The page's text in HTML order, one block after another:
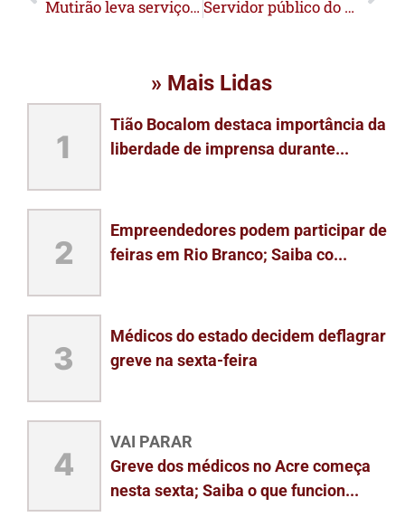
Mutirão leva serviços integrados e reforça cidadania para população em situação de rua em Rio Branco Servidor público do Acre aciona a Justiça após perder mais de R$ 20 mil em apostas online
» Mais Lidas
1
Tião Bocalom destaca importância da
liberdade de imprensa durante...
2
Empreendedores podem participar de
feiras em Rio Branco; Saiba co...
3
Médicos do estado decidem deflagrar
greve na sexta-feira
4
VAI PARAR
Greve dos médicos no Acre começa
nesta sexta; Saiba o que funcion...